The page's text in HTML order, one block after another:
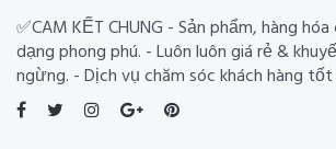
✅CAM KẾT CHUNG - Sản phẩm, hàng
dạng phong phú. - Luôn luôn giá rẻ &
ngừng. - Dịch vụ chăm sóc khách hàng